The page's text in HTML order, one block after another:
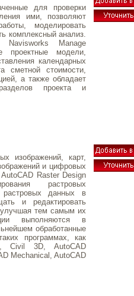
для проверки
ими, позволяют
моделировать
комплексный анализ.
Navisworks Manage
проектные модели,
календарных
сметной стоимости,
а также обладает
проекта и
изображений, карт,
и цифровых
Raster Design
растровых
растровых данных в
и редактировать
тем самым их
выполняются в
обработанные
программах, как
Civil 3D, AutoCAD
Mechanical, AutoCAD